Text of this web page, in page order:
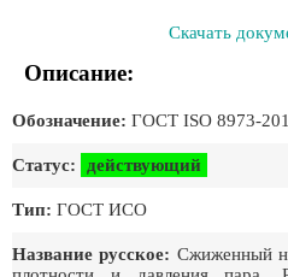
Скачать
Описание:
Обозначение: ГОСТ ISO 8973-
Статус: действующий
Тип: ГОСТ ИСО
Название русское: Сжиженный